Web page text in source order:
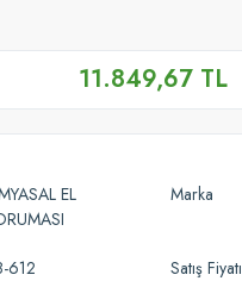
11.849,67 TL
EL
Marka
612 Satış Fiyatı